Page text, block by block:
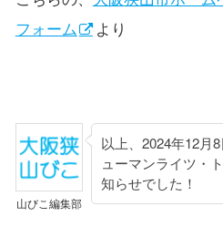
フォーム
より
山びこ編集部
以上、2024年12月
ューマンライツ・
知らせでした！